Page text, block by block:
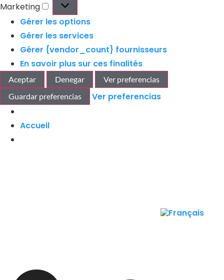
Marketing
Gérer les options
Gérer les services
Gérer {vendor_count} fournisseurs
En savoir plus sur ces finalités
Aceptar Denegar
Ver preferencias
Guardar preferencias
Ver preferencias
Accueil